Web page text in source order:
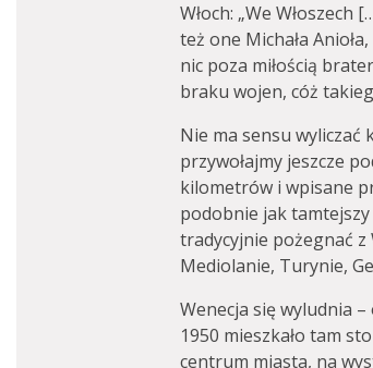
Włoch: „We
też one Michała
nic poza miłością
braku wojen, cóż
Nie ma sensu wyliczać
przywołajmy jeszcze
kilometrów i wpisane
podobnie jak tamtejszy
tradycyjnie pożegnać z
Mediolanie, Turynie,
Wenecja się wyludnia
1950 mieszkało tam
centrum miasta, na